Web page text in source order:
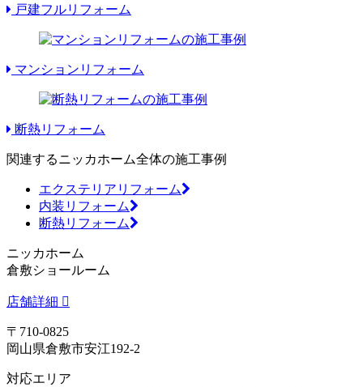
戸建フルリフォーム
マンションリフォーム
断熱リフォーム
関連するニッカホーム全体の施工事例
エクステリアリフォーム
内装リフォーム
断熱リフォーム
ニッカホーム
倉敷ショールーム
店舗詳細
〒710-0825
岡山県倉敷市安江192-2
対応エリア